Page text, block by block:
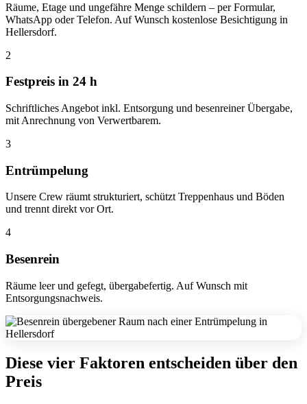
Räume, Etage und ungefähre Menge schildern – per Formular,
WhatsApp oder Telefon. Auf Wunsch kostenlose Besichtigung in
Hellersdorf.
2
Festpreis in 24 h
Schriftliches Angebot inkl. Entsorgung und besenreiner Übergabe,
mit Anrechnung von Verwertbarem.
3
Entrümpelung
Unsere Crew räumt strukturiert, schützt Treppenhaus und Böden
und trennt direkt vor Ort.
4
Besenrein
Räume leer und gefegt, übergabefertig. Auf Wunsch mit
Entsorgungsnachweis.
Diese vier Faktoren entscheiden über den
Preis